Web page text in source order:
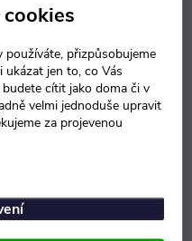
používáte, přizpůsobujeme
ukázat jen to, co Vás
cítit jako doma či v
velmi jednoduše upravit
za projevenou
kovový věšák
zabezpečen
hned 2 klíče.
ocelového plechu a